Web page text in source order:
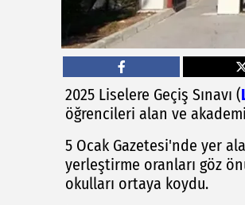
2025 Liselere Geçiş Sınavı (
öğrencileri alan ve
5 Ocak Gazetesi'nde yer
yerleştirme oranları göz
okulları ortaya koydu.